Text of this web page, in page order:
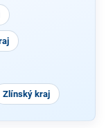
Zlínský kraj